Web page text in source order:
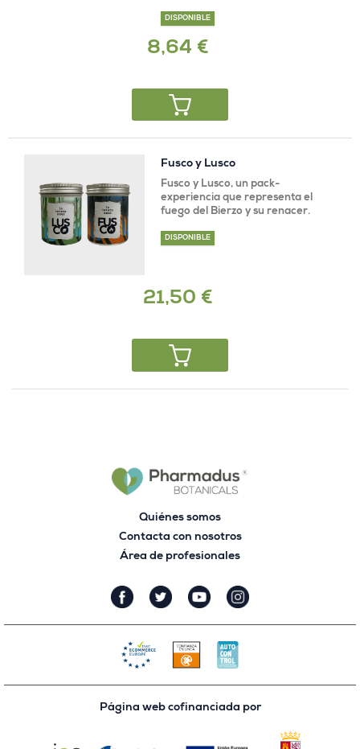
DISPONIBLE
8,64 €
Fusco y Lusco
Fusco y Lusco, un pack-
experiencia que representa el
fuego del Bierzo y su renacer.
DISPONIBLE
21,50 €
Quiénes somos
Contacta con nosotros
Área de profesionales
Página web cofinanciada por